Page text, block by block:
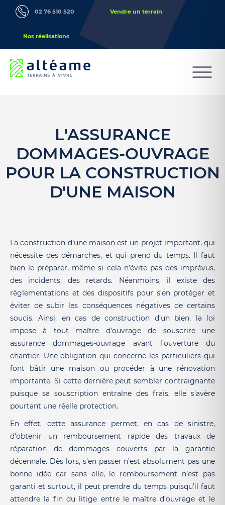
02 76 510 520 Vendre un terrain
Nos réalisations
L'ASSURANCE
DOMMAGES-OUVRAGE
POUR LA CONSTRUCTION
D'UNE MAISON
La construction d’une maison est un projet important, qui
nécessite des démarches, et qui prend du temps. Il faut
bien le préparer, même si cela n’évite pas des imprévus,
des incidents, des retards. Néanmoins, il existe des
règlementations et des dispositifs pour s’en protéger et
éviter de subir les conséquences négatives de certains
soucis. Ainsi, en cas de construction d’un bien, la loi
impose à tout maître d’ouvrage de souscrire une
assurance dommages-ouvrage avant l’ouverture du
chantier. Une obligation qui concerne les particuliers qui
font bâtir une maison ou procéder à une rénovation
importante. Si cette dernière peut sembler contraignante
puisque sa souscription entraîne des frais, elle s’avère
pourtant une réelle protection.
En effet, cette assurance permet, en cas de sinistre,
d’obtenir un remboursement rapide des travaux de
réparation de dommages couverts par la garantie
décennale. Dès lors, s’en passer n’est absolument pas une
bonne idée car sans elle, le remboursement n’est pas
garanti et surtout, il peut prendre du temps puisqu’il faut
attendre la fin du litige entre le maître d’ouvrage et le